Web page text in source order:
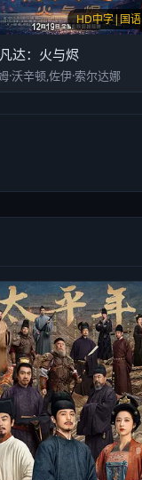
HD中字|国语
达：火与烬
·沃辛顿,佐伊·索尔达娜